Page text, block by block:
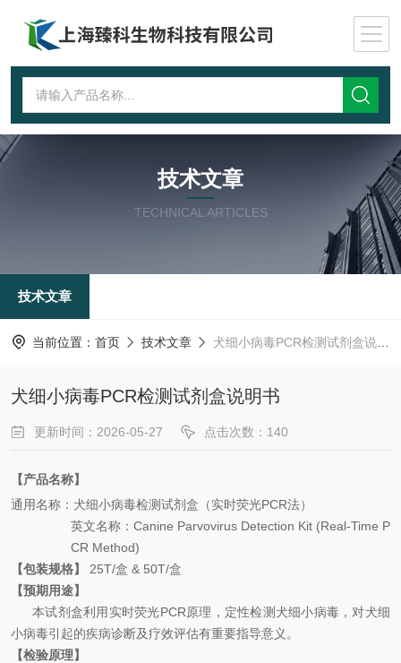
技术文章
TECHNICAL ARTICLES
技术文章
当前位置： 首页 技术文章 犬细小病毒PCR检测试剂盒说明书
犬细小病毒PCR检测试剂盒说明书
更新时间：2026-05-27 点击次数：140
【产品名称】
通用名称：犬细小病毒检测试剂盒（实时荧光PCR法）
英文名称 ： Canine Parvovirus Detection Kit (Real-Time P
CR Method)
【包装规格】
25T/盒 & 50T/盒
【预期用途】
本试剂盒利用 实时荧光PCR原理， 定性检测 犬细小病毒 ，对犬细
小病毒引起的疾病诊断及疗效评估有重要指导意义。
【检验原理】